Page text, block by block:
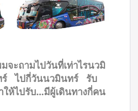
จะถามไปวันที่เท่าไรนวมิ
ไปกี่วันนวมินทร์ รับ
ห้ไปรับ...มีผู้เดินทางกี่คน